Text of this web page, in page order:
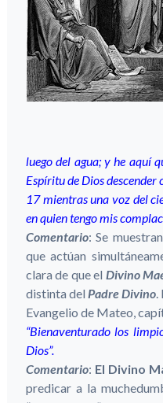
luego del agua; y he aquí
Espíritu de Dios
17 mientras una voz del
en quien tengo mis
Comentario: Se
que actúan
clara de que el Divino
distinta del Padre Divino.
Evangelio de Mateo,
“Bienaventurado los
Dios”.
Comentario: El Divino
predicar a la